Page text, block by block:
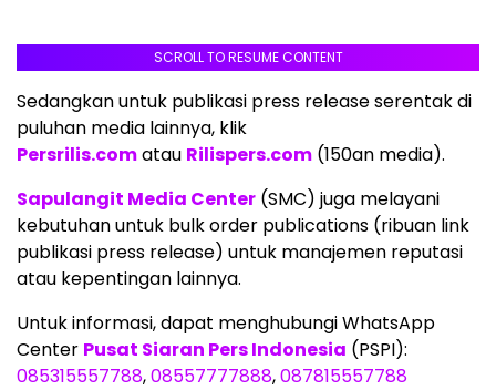
SCROLL TO RESUME CONTENT
Sedangkan untuk publikasi press release serentak di
puluhan media lainnya, klik
Persrilis.comatau Rilispers.com (150an media).
Sapulangit Media Center (SMC) juga melayani
kebutuhan untuk bulk order publications (ribuan link
publikasi press release) untuk manajemen reputasi
atau kepentingan lainnya.
Untuk informasi, dapat menghubungi WhatsApp
Center Pusat Siaran Pers Indonesia (PSPI):
085315557788,08557777888,087815557788